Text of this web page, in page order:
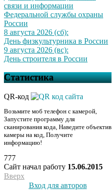
связи и информации
Федеральной службы охраны
России
8 августа 2026 (сб):
День физкультурника в России
9 августа 2026 (вс):
День строителя в России
Статистика
QR-код
Возьмите моб телефон с камерой,
Запустите программу для
сканирования кода, Наведите объектив
камеры на код, Получите
информацию!
777
Сайт начал работу 15.06.2015
Вверх
Вход для авторов